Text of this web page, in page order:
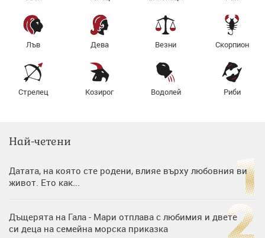
Лъв Дева Везни Скорпион
Стрелец Козирог Водолей Риби
Най-четени
Датата, на която сте родени, влияе върху любовния ви
живот. Ето как...
Дъщерята на Гала - Мари отплава с любимия и двете
си деца на семейна морска приказка